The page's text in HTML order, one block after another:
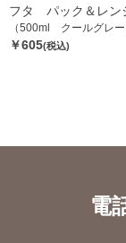
フタ パック＆レ
（500ml クールグレー
￥605(税込)
電